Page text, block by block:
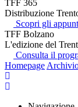
TFF 365
Distribuzione
Scopri gli
TFF Bolzano
L'edizione del
Consulta il
Homepage